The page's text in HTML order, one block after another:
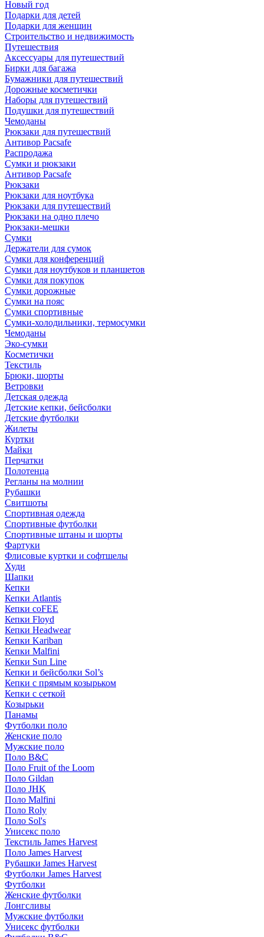
Новый год
Подарки для детей
Подарки для женщин
Строительство и недвижимость
Путешествия
Аксессуары для путешествий
Бирки для багажа
Бумажники для путешествий
Дорожные косметички
Наборы для путешествий
Подушки для путешествий
Чемоданы
Рюкзаки для путешествий
Антивор Pacsafe
Распродажа
Сумки и рюкзаки
Антивор Pacsafe
Рюкзаки
Рюкзаки для ноутбука
Рюкзаки для путешествий
Рюкзаки на одно плечо
Рюкзаки-мешки
Сумки
Держатели для сумок
Сумки для конференций
Сумки для ноутбуков и планшетов
Сумки для покупок
Сумки дорожные
Сумки на пояс
Сумки спортивные
Сумки-холодильники, термосумки
Чемоданы
Эко-сумки
Косметички
Текстиль
Брюки, шорты
Ветровки
Детская одежда
Детские кепки, бейсболки
Детские футболки
Жилеты
Куртки
Майки
Перчатки
Полотенца
Регланы на молнии
Рубашки
Свитшоты
Спортивная одежда
Спортивные футболки
Спортивные штаны и шорты
Фартуки
Флисовые куртки и софтшелы
Худи
Шапки
Кепки
Кепки Atlantis
Кепки coFEE
Кепки Floyd
Кепки Headwear
Кепки Kariban
Кепки Malfini
Кепки Sun Line
Кепки и бейсболки Sol’s
Кепки с прямым козырьком
Кепки с сеткой
Козырьки
Панамы
Футболки поло
Женские поло
Мужские поло
Поло B&C
Поло Fruit of the Loom
Поло Gildan
Поло JHK
Поло Malfini
Поло Roly
Поло Sol's
Унисекс поло
Текстиль James Harvest
Поло James Harvest
Рубашки James Harvest
Футболки James Harvest
Футболки
Женские футболки
Лонгсливы
Мужские футболки
Унисекс футболки